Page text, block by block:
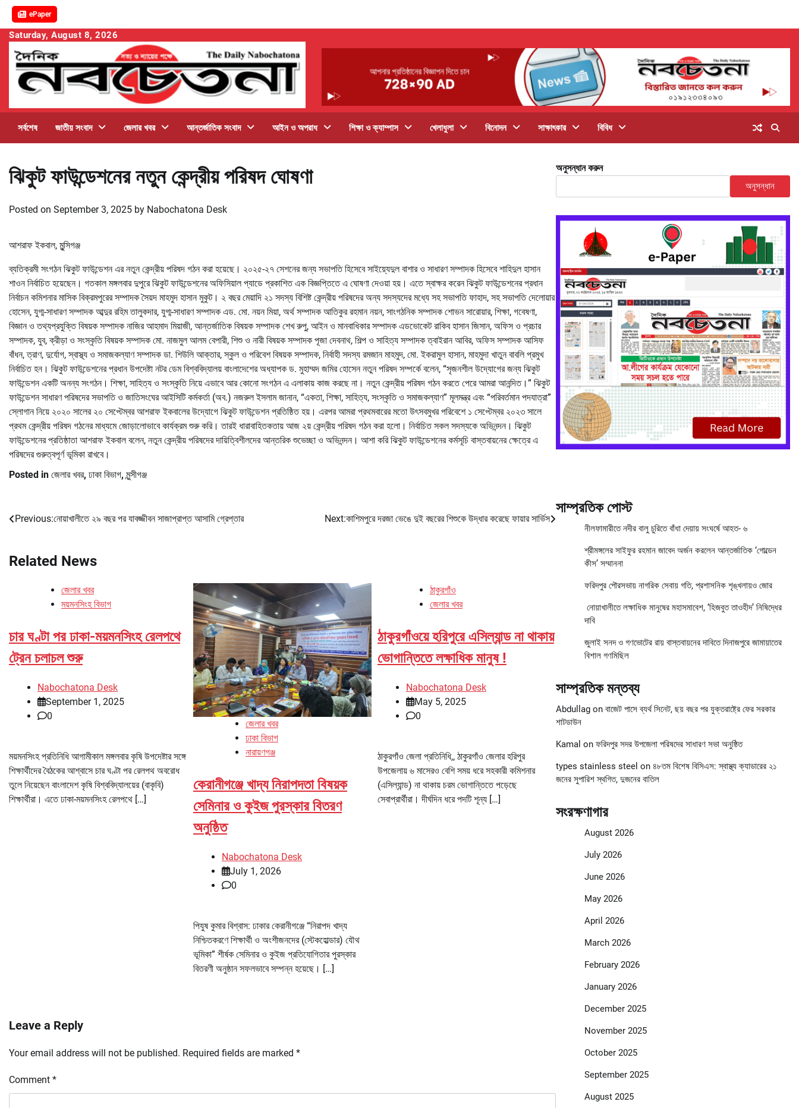
ePaper
Skip
content
Saturday, August 8, 2026
সর্বশেষ জাতীয় সংবাদ জেলার খবর আন্তর্জাতিক সংবাদ আইন ও অপরাধ শিক্ষা ও ক্যাম্পাস খেলাধুলা বিনোদন সাক্ষাৎকার বিবিধ
ঝিকুট ফাউন্ডেশনের নতুন কেন্দ্রীয় পরিষদ ঘোষণা
Posted on September 3, 2025 by Nabochatona Desk
আশরাফ ইকবাল, মুন্সিগঞ্জ
ব্যতিক্রমী সংগঠন ঝিকুট ফাউন্ডেশন এর নতুন কেন্দ্রীয় পরিষদ গঠন করা হয়েছে। ২০২৫-২৭ সেশনের জন্য সভাপতি হিসেবে সাইয়্যেদুল বাশার ও সাধারণ সম্পাদক হিসেবে শাহিদুল হাসান
শাওন নির্বাচিত হয়েছেন। গতকাল মঙ্গলবার দুপুরে ঝিকুট ফাউন্ডেশনের অফিসিয়াল প্যাডে প্রকাশিত এক বিজ্ঞপ্তিতে এ ঘোষণা দেওয়া হয়। এতে স্বাক্ষর করেন ঝিকুট ফাউন্ডেশনের প্রধান
নির্বাচন কমিশনার মাসিক বিক্রমপুরের সম্পাদক সৈয়দ মাহমুদ হাসান মুকুট। ২ বছর মেয়াদি ২১ সদস্য বিশিষ্ট কেন্দ্রীয় পরিষদের অন্য সদস্যদের মধ্যে সহ সভাপতি ফাহাদ, সহ সভাপতি দেলোয়ার
হোসেন, যুগ্ম-সাধারণ সম্পাদক আব্দুর রহিম তালুকদার, যুগ্ম-সাধারণ সম্পাদক এড. মো. নয়ন মিয়া, অর্থ সম্পাদক আতিকুর রহমান নয়ন, সাংগঠনিক সম্পাদক শোভন সারোয়ার, শিক্ষা, গবেষণা,
বিজ্ঞান ও তথ্যপ্রযুক্তি বিষয়ক সম্পাদক নাজির আহমাদ মিয়াজী, আন্তর্জাতিক বিষয়ক সম্পাদক শেখ রুপু, আইন ও মানবাধিকার সম্পাদক এডভোকেট রাকিব হাসান জিসান, অফিস ও প্রচার
সম্পাদক, যুব, ক্রীড়া ও সংস্কৃতি বিষয়ক সম্পাদক মো. নাজমুল আলম বেপারী, শিশু ও নারী বিষয়ক সম্পাদক পূজা দেবনাথ, শিল্প ও সাহিত্য সম্পাদক ত্বাইরান আবির, অফিস সম্পাদক আসিফ
বাঁধন, ত্রাণ, দুর্যোগ, স্বাস্থ্য ও সমাজকল্যাণ সম্পাদক ডা. শিউলি আক্তার, স্কুল ও পরিবেশ বিষয়ক সম্পাদক, নির্বাহী সদস্য রমজান মাহমুদ, মো. ইকরামুল হাসান, মাহমুদা খাতুন বাবলি প্রমুখ
নির্বাচিত হন। ঝিকুট ফাউন্ডেশনের প্রধান উপদেষ্টা নটর ডেম বিশ্ববিদ্যালয় বাংলাদেশের অধ্যাপক ড. মুহাম্মদ জমির হোসেন নতুন পরিষদ সম্পর্কে বলেন, “সৃজনশীল উদ্যোগের জন্য ঝিকুট
ফাউন্ডেশন একটি অনন্য সংগঠন। শিক্ষা, সাহিত্য ও সংস্কৃতি নিয়ে এভাবে আর কোনো সংগঠন এ এলাকায় কাজ করছে না। নতুন কেন্দ্রীয় পরিষদ গঠন করতে পেরে আমরা আনন্দিত।” ঝিকুট
ফাউন্ডেশন সাধারণ পরিষদের সভাপতি ও জাতিসংঘের আইসিটি কর্মকর্তা (অব.) নজরুল ইসলাম জানান, “একতা, শিক্ষা, সাহিত্য, সংস্কৃতি ও সমাজকল্যাণ” মূলমন্ত্র এবং “পরিবর্তমান পদযাত্রা”
স্লোগান নিয়ে ২০২০ সালের ২০ সেপ্টেম্বর আশরাফ ইকবালের উদ্যোগে ঝিকুট ফাউন্ডেশন প্রতিষ্ঠিত হয়। এরপর আমরা প্রথমবারের মতো উৎসবমুখর পরিবেশে ১ সেপ্টেম্বর ২০২৩ সালে
প্রথম কেন্দ্রীয় পরিষদ গঠনের মাধ্যমে জোড়ালোভাবে কার্যক্রম শুরু করি। তারই ধারাবাহিতকতায় আজ ২য় কেন্দ্রীয় পরিষদ গঠন করা হলো। নির্বাচিত সকল সদস্যকে অভিনন্দন। ঝিকুট
ফাউন্ডেশনের প্রতিষ্ঠাতা আশরাফ ইকবাল বলেন, নতুন কেন্দ্রীয় পরিষদের দায়িত্বিশীলদের আন্তরিক শুভেচ্ছা ও অভিনন্দন। আশা করি ঝিকুট ফাউন্ডেশনের কর্মসূচি বাস্তবায়নের ক্ষেত্রে এ
পরিষদের গুরুত্বপূর্ণ ভূমিকা রাখবে।
Posted in জেলার খবর, ঢাকা বিভাগ, মুন্সীগঞ্জ
Post
Previous:নোয়াখালীতে ২৯ বছর পর যাবজ্জীবন সাজাপ্রাপ্ত আসামি গ্রেপ্তার Next:কাশিমপুরে দরজা ভেঙে দুই বছরের শিশুকে উদ্ধার করেছে ফায়ার সার্ভিস
Related News
জেলার খবর
ময়মনসিংহ বিভাগ
চার ঘণ্টা পর ঢাকা-ময়মনসিংহ রেলপথে
ট্রেন চলাচল শুরু
Nabochatona Desk
September 1, 2025
0
ময়মনসিংহ প্রতিনিধি আগামীকাল মঙ্গলবার কৃষি উপদেষ্টার সঙ্গে
শিক্ষার্থীদের বৈঠকের আশ্বাসে চার ঘণ্টা পর রেলপথ অবরোধ
তুলে নিয়েছেন বাংলাদেশ কৃষি বিশ্ববিদ্যালয়ের (বাকৃবি)
শিক্ষার্থীরা। এতে ঢাকা-ময়মনসিংহ রেলপথে […]
জেলার খবর
ঢাকা বিভাগ
নারায়ণগঞ্জ
কেরানীগঞ্জে খাদ্য নিরাপদতা বিষয়ক
সেমিনার ও কুইজ পুরস্কার বিতরণ
অনুষ্ঠিত
Nabochatona Desk
July 1, 2026
0
পিযুষ কুমার বিশ্বাস: ঢাকার কেরানীগঞ্জে “নিরাপদ খাদ্য
নিশ্চিতকরণে শিক্ষার্থী ও অংশীজনদের (স্টেকহোল্ডার) যৌথ
ভূমিকা” শীর্ষক সেমিনার ও কুইজ প্রতিযোগিতার পুরস্কার
বিতরণী অনুষ্ঠান সফলভাবে সম্পন্ন হয়েছে। […]
ঠাকুরগাঁও
জেলার খবর
ঠাকুরগাঁওয়ে হরিপুরে এসিল্যান্ড না থাকায়
ভোগান্তিতে লক্ষাধিক মানুষ !
Nabochatona Desk
May 5, 2025
0
ঠাকুরগাঁও জেলা প্রতিনিধি,, ঠাকুরগাঁও জেলার হরিপুর
উপজেলায় ৬ মাসেরও বেশি সময় ধরে সহকারী কমিশনার
(এসিল্যান্ড) না থাকায় চরম ভোগান্তিতে পড়েছে
সেবাপ্রার্থীরা। দীর্ঘদিন ধরে পদটি শূন্য […]
Leave a Reply
Your email address will not be published. Required fields are marked *
Comment *
অনুসন্ধান করুন
অনুসন্ধান
সাম্প্রতিক পোস্ট
নীলফামারীতে নদীর বালু চুরিতে বাঁধা দেয়ায় সংঘর্ষে আহত- ৬
শ্রীমঙ্গলের সাইফুর রহমান জাবেদ অর্জন করলেন আন্তর্জাতিক ‘গোল্ডেন
কীস’ সম্মাননা
ফরিদপুর পৌরসভায় নাগরিক সেবায় গতি, প্রশাসনিক শৃঙ্খলায়ও জোর
নোয়াখালীতে লক্ষাধিক মানুষের মহাসমাবেশ, ‘হিজবুত তাওহীদ’ নিষিদ্ধের
দাবি
জুলাই সনদ ও গণভোটের রায় বাস্তবায়নের দাবিতে দিনাজপুরে জামায়াতের
বিশাল গণমিছিল
সাম্প্রতিক মন্তব্য
Abdullagon বাজেট পাসে ব্যর্থ সিনেট, ছয় বছর পর যুক্তরাষ্ট্রে ফের সরকার
শাটডাউন
Kamal on ফরিদপুর সদর উপজেলা পরিষদের সাধারণ সভা অনুষ্ঠিত
types stainless steel on ৪৮তম বিশেষ বিসিএস: স্বাস্থ্য ক্যাডারের ২১
জনের সুপারিশ স্থগিত, দুজনের বাতিল
সংরক্ষণাগার
August 2026
July 2026
June 2026
May 2026
April 2026
March 2026
February 2026
January 2026
December 2025
November 2025
October 2025
September 2025
August 2025